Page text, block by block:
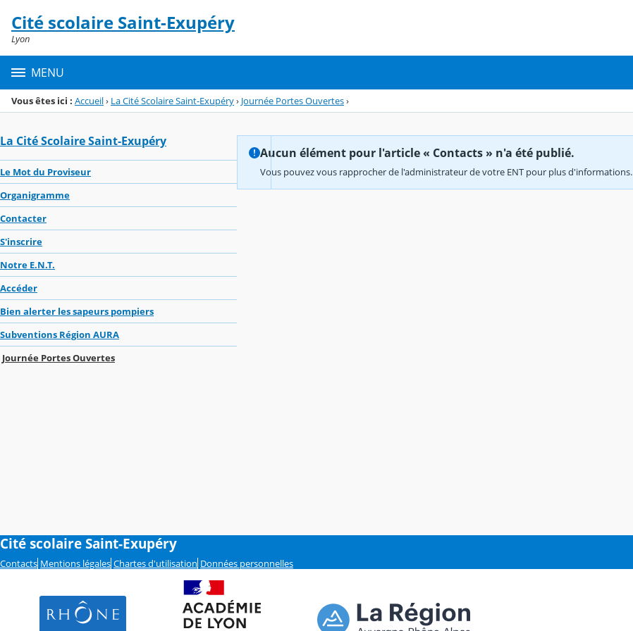
Menu de la rubrique
Contenu
Cité scolaire Saint-Exupéry
Lyon
MENU
Vous êtes ici : Accueil› La Cité Scolaire Saint-Exupéry› Journée Portes Ouvertes›
La Cité Scolaire Saint-Exupéry
Le Mot du Proviseur
Organigramme
Contacter
S'inscrire
Notre E.N.T.
Accéder
Bien alerter les sapeurs pompiers
Subventions Région AURA
Journée Portes Ouvertes
Aucun élément pour l'article « Contacts » n'a été publié.
Vous pouvez vous rapprocher de l'administrateur de votre ENT pour plus d'informations.
Cité scolaire Saint-Exupéry
Contacts Mentions légales Chartes d'utilisation Données personnelles